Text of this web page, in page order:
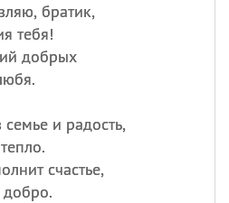
братик,
тебя!
добрых
и радость,
счастье,
добро.